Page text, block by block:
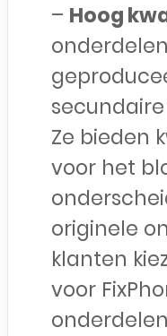
– Hoog
Ze bieden
voor het
originele
klanten
voor